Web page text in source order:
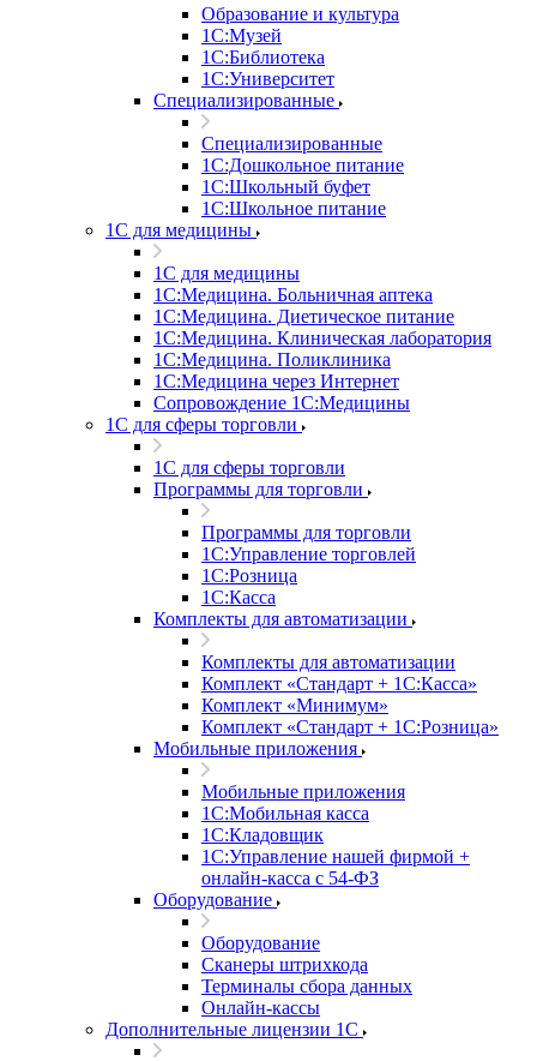
Образование и культура
1С:Музей
1С:Библиотека
1С:Университет
Специализированные
Специализированные
1С:Дошкольное питание
1С:Школьный буфет
1С:Школьное питание
1С для медицины
1С для медицины
1С:Медицина. Больничная аптека
1С:Медицина. Диетическое питание
1С:Медицина. Клиническая лаборатория
1С:Медицина. Поликлиника
1С:Медицина через Интернет
Сопровождение 1С:Медицины
1С для сферы торговли
1С для сферы торговли
Программы для торговли
Программы для торговли
1С:Управление торговлей
1С:Розница
1С:Касса
Комплекты для автоматизации
Комплекты для автоматизации
Комплект «Стандарт + 1С:Касса»
Комплект «Минимум»
Комплект «Стандарт + 1С:Розница»
Мобильные приложения
Мобильные приложения
1С:Мобильная касса
1С:Кладовщик
1С:Управление нашей фирмой +
онлайн-касса с 54-ФЗ
Оборудование
Оборудование
Сканеры штрихкода
Терминалы сбора данных
Онлайн-кассы
Дополнительные лицензии 1С